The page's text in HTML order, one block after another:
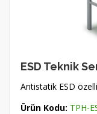
ESD Teknik
Antistatik ESD
Ürün Kodu: TPH-